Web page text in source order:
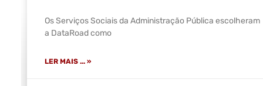
Os Serviços Sociais da Administração Pública escolheram
a DataRoad como
LER MAIS ... »